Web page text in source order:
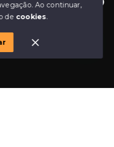
para te ajudar.
em Araguari | iMartins |
Imobiliário -
Ao continuar,
de cookies.